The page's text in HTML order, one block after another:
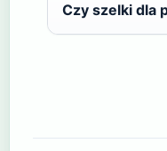
Czy szelki dla